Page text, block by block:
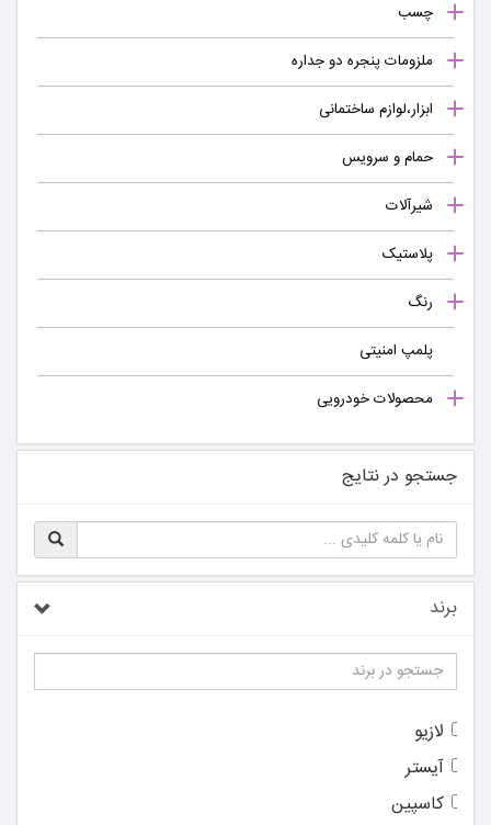
چسب
ملزومات پنجره دو جداره
ابزار،لوازم ساختمانی
حمام و سرویس
شیرآلات
پلاستیک
رنگ
پلمپ امنیتی
محصولات خودرویی
جستجو در نتایج
برند
لازیو
آیستر
کاسپین